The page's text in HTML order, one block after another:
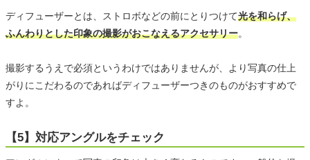
ディフューザーとは、ストロボなどの前にとりつけて光を和らげ、
ふんわりとした印象の撮影がおこなえるアクセサリー。
撮影するうえで必須というわけではありませんが、より写真の仕上
がりにこだわるのであればディフューザーつきのものがおすすめで
すよ。
【5】対応アングルをチェック